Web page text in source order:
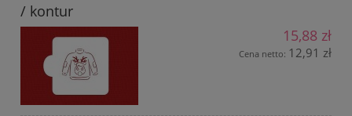
/ kontur
15,88 zł
Cena netto: 12,91 zł